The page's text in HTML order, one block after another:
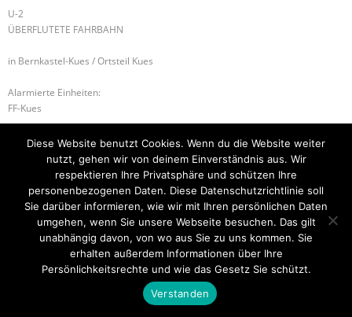
U-2
ÜBERFLUTETE FAHRBAHN
in Bernkastel-Kues / Ortsteil Kues
Alarmierte Einheiten:
FF-Kues
U-1 WASSER IN GEBÄUDE U-1 UNWETTER 1
Startseite Einsätze Mitglied werden Über uns
Bilder
Kontakt
Theme byThink Up Themes Ltd. Powered byWordPress.
Diese Website benutzt Cookies. Wenn du die Website weiter
nutzt, gehen wir von deinem Einverständnis aus. Wir
respektieren Ihre Privatsphäre und schützen Ihre
personenbezogenen Daten. Diese Datenschutzrichtlinie soll
Sie darüber informieren, wie wir mit Ihren persönlichen Daten
umgehen, wenn Sie unsere Webseite besuchen. Das gilt
unabhängig davon, von wo aus Sie zu uns kommen. Sie
erhalten außerdem Informationen über Ihre
Persönlichkeitsrechte und wie das Gesetz Sie schützt.
Verstanden